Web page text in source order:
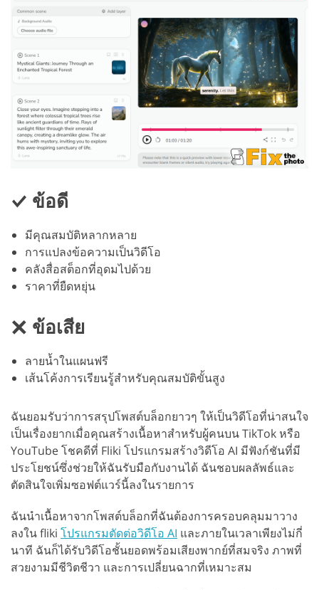
ข้อดี
มีคุณสมบัติหลากหลาย
การแปลงข้อความเป็นวิดีโอ
คลังสื่อสต็อกที่อุดมไปด้วย
ราคาที่ยืดหยุ่น
ข้อเสีย
ลายน้ำในแผนฟรี
เส้นโค้งการเรียนรู้สำหรับคุณสมบัติขั้นสูง
ฉันยอมรับว่าการสรุปโพสต์บล็อกยาวๆ ให้เป็นวิดีโอที่น่าสนใจ
เป็นเรื่องยากเมื่อคุณสร้างเนื้อหาสำหรับผู้คนบน TikTok หรือ
YouTube โชคดีที่ Fliki โปรแกรมสร้างวิดีโอ AI มีฟังก์ชันที่มี
ประโยชน์ซึ่งช่วยให้ฉันรับมือกับงานได้ ฉันชอบผลลัพธ์และ
ตัดสินใจเพิ่มซอฟต์แวร์นี้ลงในรายการ
ฉันนำเนื้อหาจากโพสต์บล็อกที่ฉันต้องการครอบคลุมมาวาง
ลงใน fliki โปรแกรมตัดต่อวิดีโอ AI และภายในเวลาเพียงไม่กี่
นาที ฉันก็ได้รับวิดีโอชั้นยอดพร้อมเสียงพากย์ที่สมจริง ภาพที่
สวยงามมีชีวิตชีวา และการเปลี่ยนฉากที่เหมาะสม